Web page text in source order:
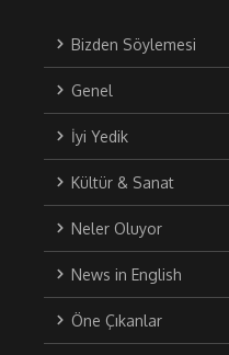
Bizden Söylemesi
Genel
İyi Yedik
Kültür & Sanat
Neler Oluyor
News in English
Öne Çıkanlar